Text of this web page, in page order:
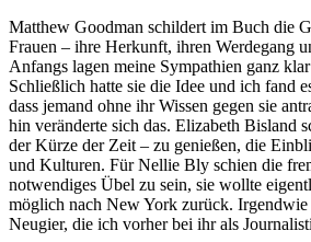
Matthew Goodman schildert im Buch die
Frauen – ihre Herkunft, ihren Werdegang
Anfangs lagen meine Sympathien ganz
Schließlich hatte sie die Idee und ich fand
dass jemand ohne ihr Wissen gegen sie
hin veränderte sich das. Elizabeth Bisland
der Kürze der Zeit – zu genießen, die
und Kulturen. Für Nellie Bly schien die
notwendiges Übel zu sein, sie wollte
möglich nach New York zurück.
Neugier, die ich vorher bei ihr als